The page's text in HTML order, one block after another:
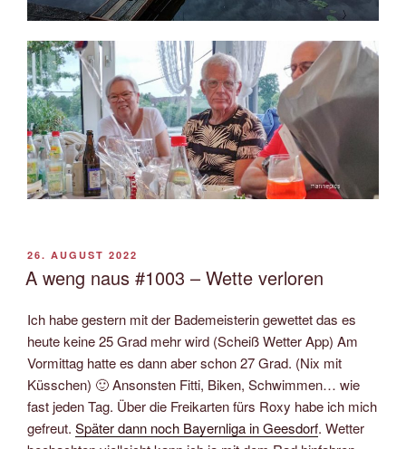
VERÖFFENTLICHT
AM
26. AUGUST 2022
A weng naus #1003 – Wette verloren
Ich habe gestern mit der Bademeisterin gewettet das es
heute keine 25 Grad mehr wird (Scheiß Wetter App) Am
Vormittag hatte es dann aber schon 27 Grad. (Nix mit
Küsschen) 🙂 Ansonsten Fitti, Biken, Schwimmen… wie
fast jeden Tag. Über die Freikarten fürs Roxy habe ich mich
gefreut. Später dann noch Bayernliga in Geesdorf. Wetter